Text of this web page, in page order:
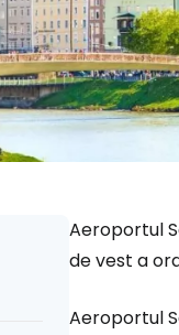
Aeroportul
de vest a
Aeroportul